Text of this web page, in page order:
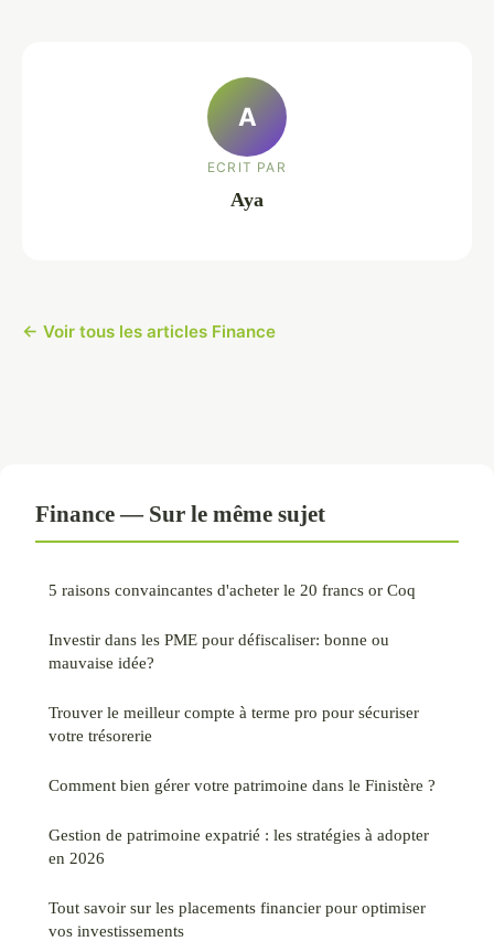
A
ECRIT PAR
Aya
← Voir tous les articles Finance
Finance — Sur le même sujet
5 raisons convaincantes d'acheter le 20 francs or Coq
Investir dans les PME pour défiscaliser: bonne ou
mauvaise idée?
Trouver le meilleur compte à terme pro pour sécuriser
votre trésorerie
Comment bien gérer votre patrimoine dans le Finistère ?
Gestion de patrimoine expatrié : les stratégies à adopter
en 2026
Tout savoir sur les placements financier pour optimiser
vos investissements